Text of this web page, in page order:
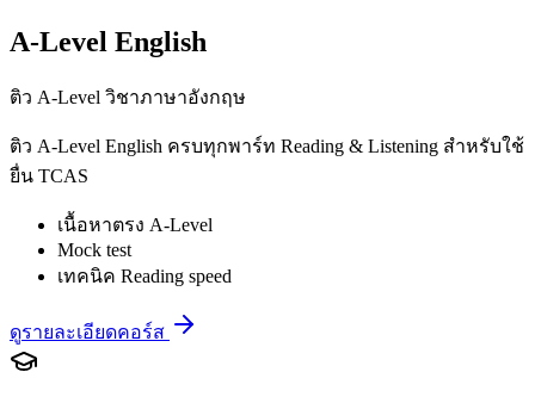
A-Level English
ติว A-Level วิชาภาษาอังกฤษ
ติว A-Level English ครบทุกพาร์ท Reading & Listening สำหรับใช้
ยื่น TCAS
เนื้อหาตรง A-Level
Mock test
เทคนิค Reading speed
ดูรายละเอียดคอร์ส